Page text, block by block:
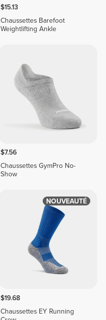
$15.13
Chaussettes Barefoot
Weightlifting Ankle
$7.56
Chaussettes GymPro No-
Show
NOUVEAUTÉ
$19.68
Chaussettes EY Running